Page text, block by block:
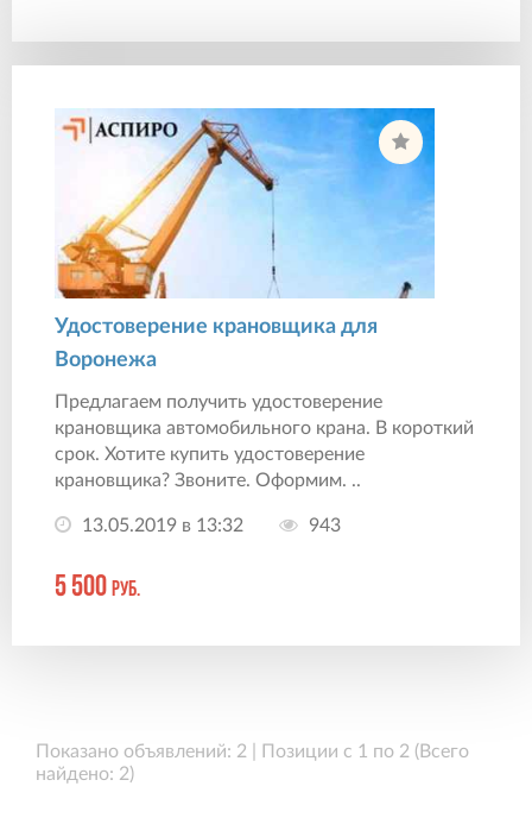
Удостоверение крановщика для
Воронежа
Предлагаем получить удостоверение
крановщика автомобильного крана. В короткий
срок. Хотите купить удостоверение
крановщика? Звоните. Оформим. ..
13.05.2019 в 13:32 943
5 500 руб.
Показано объявлений: 2 | Позиции с 1 по 2 (Всего
найдено: 2)